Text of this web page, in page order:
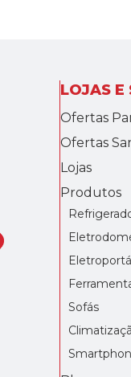
LOJAS E
Ofertas
Ofertas
Lojas
Produtos
Sofás